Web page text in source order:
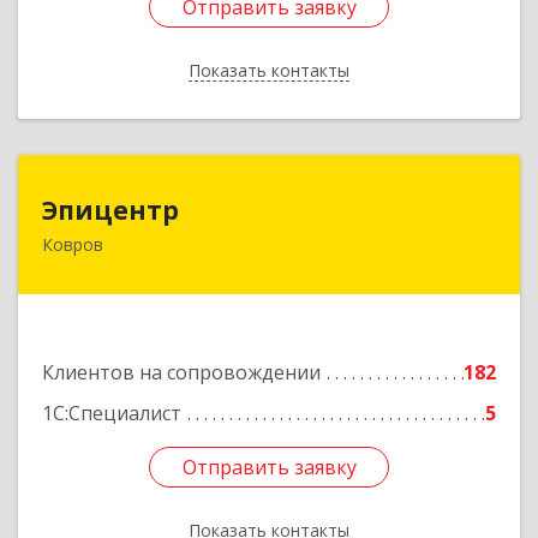
Отправить заявку
Показать контакты
Отправить заявку
Назад
Эпицентр
Ковров
Клиентов на сопровождении
182
1С:Специалист
5
Отправить заявку
Показать контакты
601900, Владимирская обл, Ковров г, Барсукова
Отправить заявку
Назад